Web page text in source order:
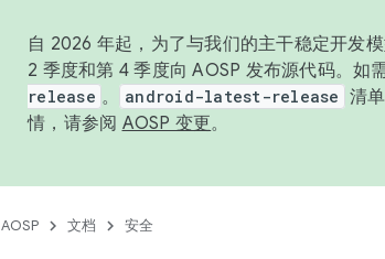
自 2026 年起，为了与我们的主干稳定开发
2 季度和第 4 季度向 AOSP 发布源代码。如
release 。 android-latest-release 清
情，请参阅 AOSP 变更。
AOSP 文档 安全